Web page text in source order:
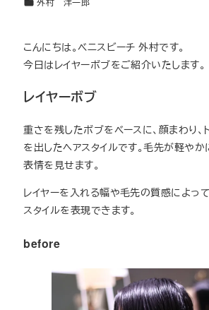
こんにちは。ベニスビーチ 外村です。
今日はレイヤーボブをご紹介いたします。
レイヤーボブ
重さを残したボブをベースに、顔まわり
を出したヘアスタイルです。毛先が軽や
表情を見せます。
レイヤーを入れる幅や毛先の質感によっ
スタイルを表現できます。
before